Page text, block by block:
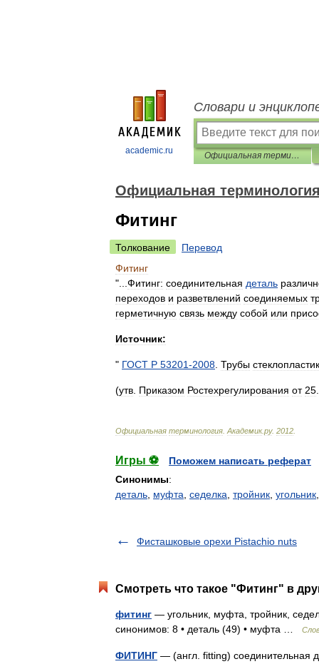
academic.ru
Словари и
Официальная терминология
Официальная терминология
Фитинг
Толкование
Перевод
Фитинг
"... Фитинг: соединительная деталь
переходов и разветвлений соединяемых
герметичную связь между собой или
Источник:
" ГОСТ Р 53201-2008 Трубы
(утв Приказом Ростехрегулирования от 25
Официальная терминология Академик.ру. 2012
Игры ⚽
Поможем написать реферат
Синонимы:
деталь муфта седелка тройник угольник
Фисташковые орехи Pistachio nuts
Смотреть что такое "Фитинг" в
фитинг — угольник, муфта, тройник,
синонимов: 8 • деталь (49) • муфта …
ФИТИНГ — (англ. fitting) соединительная